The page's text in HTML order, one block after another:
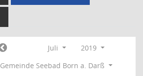
Juli
2019
Gemeinde Seebad Born a. Darß